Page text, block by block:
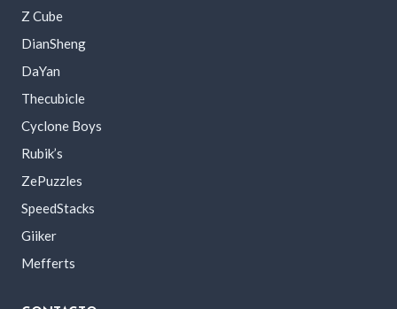
Z Cube
DianSheng
DaYan
Thecubicle
Cyclone Boys
Rubik’s
ZePuzzles
SpeedStacks
Giiker
Mefferts